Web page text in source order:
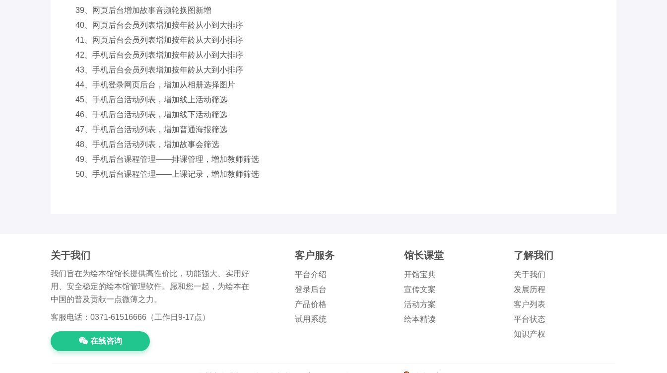
39、网页后台增加故事音频轮换图新增
40、网页后台会员列表增加按年龄从小到大排序
41、网页后台会员列表增加按年龄从大到小排序
42、手机后台会员列表增加按年龄从小到大排序
43、手机后台会员列表增加按年龄从大到小排序
44、手机登录网页后台，增加从相册选择图片
45、手机后台活动列表，增加线上活动筛选
46、手机后台活动列表，增加线下活动筛选
47、手机后台活动列表，增加普通海报筛选
48、手机后台活动列表，增加故事会筛选
49、手机后台课程管理——排课管理，增加教师筛选
50、手机后台课程管理——上课记录，增加教师筛选
关于我们
我们旨在为绘本馆馆长提供高性价比，功能强大、实用好
用、安全稳定的绘本馆管理软件。愿和您一起，为绘本在
中国的普及贡献一点微薄之力。
客服电话：0371-61516666（工作日9-17点）
在线咨询
客户服务
平台介绍
登录后台
产品价格
试用系统
馆长课堂
开馆宝典
宣传文案
活动方案
绘本精读
了解我们
关于我们
发展历程
客户列表
平台状态
知识产权